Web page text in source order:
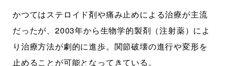
かつてはステロイド剤や痛み止めによる治療が主流
だったが、2003年から生物学的製剤（注射薬）によ
り治療方法が劇的に進歩。関節破壊の進行や変形を
止めることが可能となってきている。